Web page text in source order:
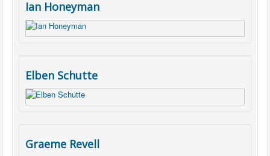
Ian Honeyman
Elben Schutte
Graeme Revell